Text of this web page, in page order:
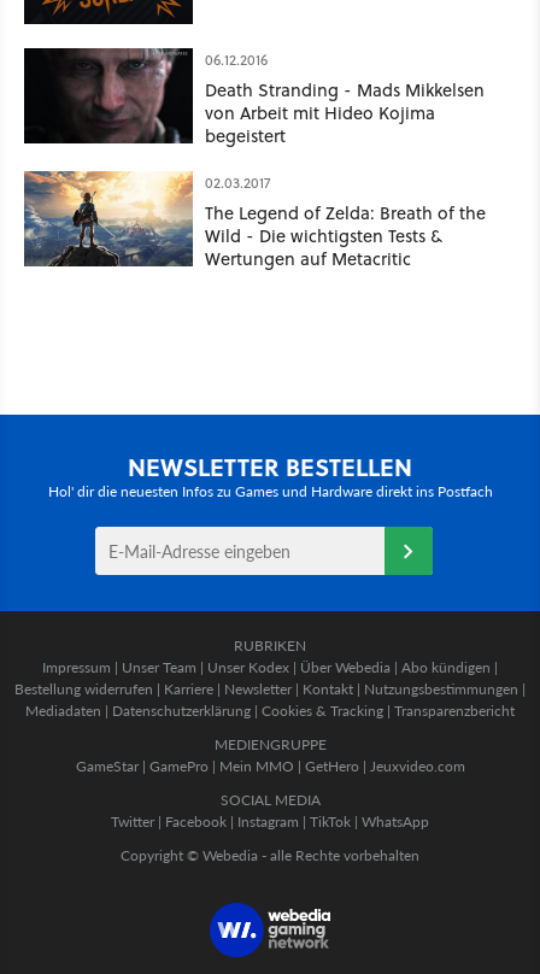
06.12.2016
Death Stranding - Mads Mikkelsen
von Arbeit mit Hideo Kojima
begeistert
02.03.2017
The Legend of Zelda: Breath of the
Wild - Die wichtigsten Tests &
Wertungen auf Metacritic
NEWSLETTER BESTELLEN
Hol' dir die neuesten Infos zu Games und Hardware direkt ins Postfach
RUBRIKEN
Impressum | Unser Team | Unser Kodex | Über Webedia | Abo kündigen |
Bestellung widerrufen | Karriere | Newsletter | Kontakt | Nutzungsbestimmungen |
Mediadaten | Datenschutzerklärung | Cookies & Tracking | Transparenzbericht
MEDIENGRUPPE
GameStar| GamePro | Mein MMO | GetHero | Jeuxvideo.com
SOCIAL MEDIA
Twitter | Facebook | Instagram | TikTok | WhatsApp
Copyright © Webedia - alle Rechte vorbehalten